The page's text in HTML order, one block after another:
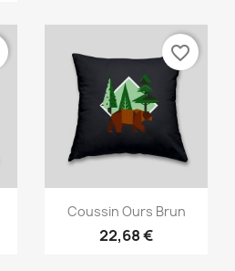
Aperçu rapide
Coussin Ours Brun
22,68 €
favorite_border